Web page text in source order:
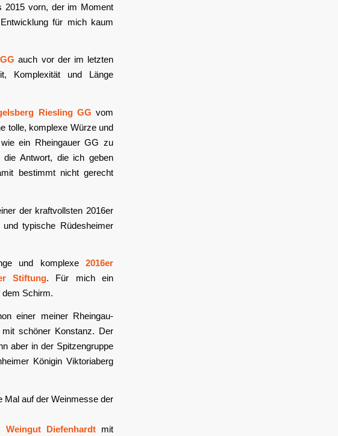
2015 vorn, der im Moment
für mich kaum
auch vor der im letzten
Komplexität und Länge
Riesling GG vom
tolle, komplexe Würze und
ein Rheingauer GG zu
die Antwort, die ich geben
bestimmt nicht gerecht
der kraftvollsten 2016er
typische Rüdesheimer
und komplexe 2016er
Stiftung. Für mich ein
dem Schirm.
einer meiner Rheingau-
schöner Konstanz. Der
aber in der Spitzengruppe
Königin Viktoriaberg
Mal auf der Weinmesse der
Weingut Diefenhardt mit